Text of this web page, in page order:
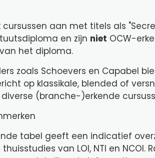
cursussen aan met titels als
en zijn niet OCW-
het diploma.
zoals Schoevers en Capabel
op klassikale, blended of
(branche-)erkende
tabel geeft een indicatief
van LOI, NTI en